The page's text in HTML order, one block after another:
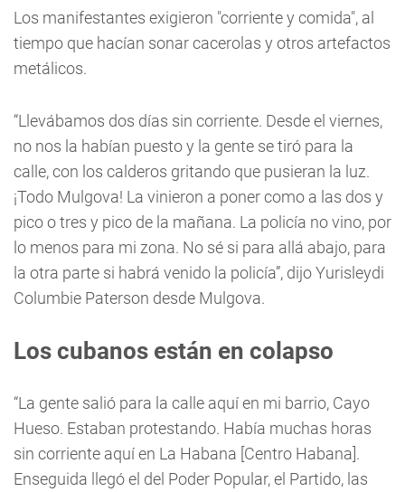
Los manifestantes exigieron "corriente y comida", al
tiempo que hacían sonar cacerolas y otros artefactos
metálicos.
“Llevábamos dos días sin corriente. Desde el viernes,
no nos la habían puesto y la gente se tiró para la
calle, con los calderos gritando que pusieran la luz.
¡Todo Mulgova! La vinieron a poner como a las dos y
pico o tres y pico de la mañana. La policía no vino, por
lo menos para mi zona. No sé si para allá abajo, para
la otra parte si habrá venido la policía”, dijo Yurisleydi
Columbie Paterson desde Mulgova.
Los cubanos están en colapso
“La gente salió para la calle aquí en mi barrio, Cayo
Hueso. Estaban protestando. Había muchas horas
sin corriente aquí en La Habana [Centro Habana].
Enseguida llegó el del Poder Popular, el Partido, las